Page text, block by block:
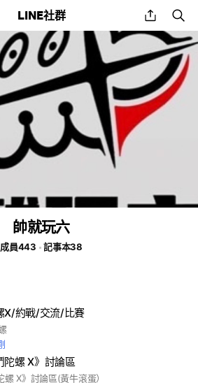
LINE社群 share
帥就玩六
成員443 記事本38
X/約戰/交流/比賽
陀螺 X》討論區
X》討論區(黃牛滾蛋）